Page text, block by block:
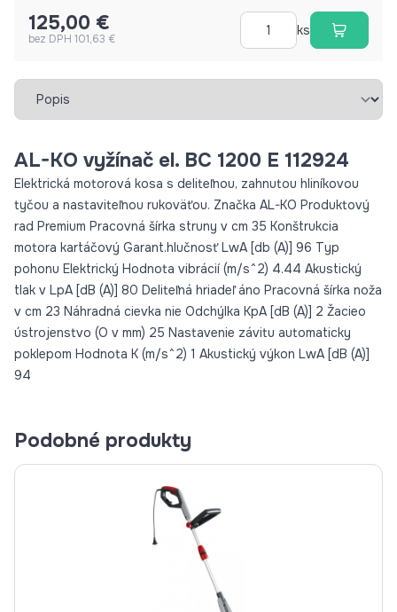
125,00 €
bez DPH 101,63 €
ks
Vybrať záložku
AL-KO vyžínač el. BC 1200 E 112924
Elektrická motorová kosa s deliteľnou, zahnutou hliníkovou
tyčou a nastaviteľnou rukoväťou. Značka AL-KO Produktový
rad Premium Pracovná šírka struny v cm 35 Konštrukcia
motora kartáčový Garant.hlučnosť LwA [db (A)] 96 Typ
pohonu Elektrický Hodnota vibrácií (m/s^2) 4.44 Akustický
tlak v LpA [dB (A)] 80 Deliteľná hriadeľ áno Pracovná šírka noža
v cm 23 Náhradná cievka nie Odchýlka KpA [dB (A)] 2 Žacieo
ústrojenstvo (O v mm) 25 Nastavenie závitu automaticky
poklepom Hodnota K (m/s^2) 1 Akustický výkon LwA [dB (A)]
94
Podobné produkty